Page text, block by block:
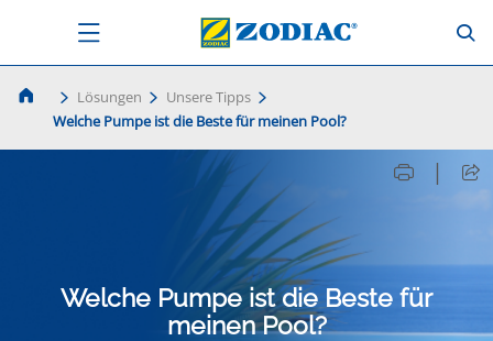
Lösungen
Unsere Tipps
Welche Pumpe ist die Beste für meinen Pool?
Welche Pumpe ist die Beste für
meinen Pool?
|